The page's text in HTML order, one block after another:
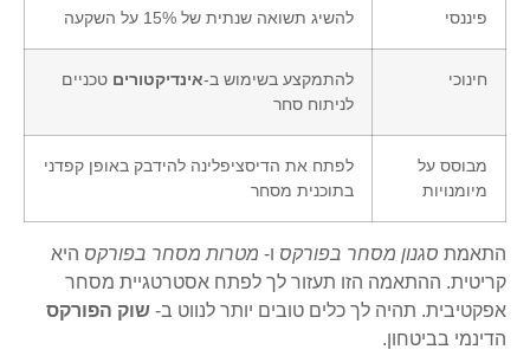
פיננסי להשיג תשואה שנתית של 15% על השקעה
חינוכי להתמקצע בשימוש ב-אינדיקטורים טכניים
לניתוח סחר
מבוסס על
מיומנויות
לפתח את הדיסציפלינה להידבק באופן קפדני
בתוכנית מסחר
התאמת סגנון מסחר בפורקס ו- מטרות מסחר בפורקס היא
קריטית. ההתאמה הזו תעזור לך לפתח אסטרטגיית מסחר
אפקטיבית. תהיה לך כלים טובים יותר לנווט ב- שוק הפורקס
הדינמי בביטחון.